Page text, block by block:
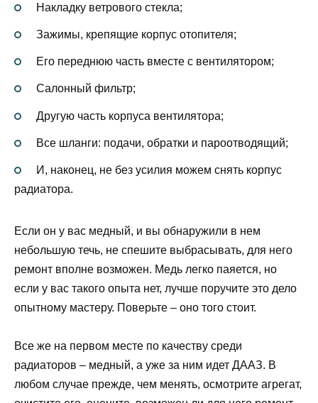
Накладку ветрового стекла;
Зажимы, крепящие корпус отопителя;
Его переднюю часть вместе с вентилятором;
Салонный фильтр;
Другую часть корпуса вентилятора;
Все шланги: подачи, обратки и пароотводящий;
И, наконец, не без усилия можем снять корпус
радиатора.
Если он у вас медный, и вы обнаружили в нем
небольшую течь, не спешите выбрасывать, для него
ремонт вполне возможен. Медь легко паяется, но
если у вас такого опыта нет, лучше поручите это дело
опытному мастеру. Поверьте – оно того стоит.
Все же на первом месте по качеству среди
радиаторов – медный, а уже за ним идет ДААЗ. В
любом случае прежде, чем менять, осмотрите агрегат,